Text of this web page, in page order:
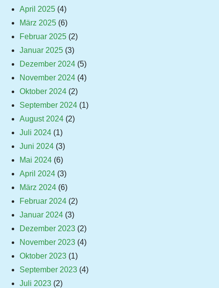
April 2025 (4)
März 2025 (6)
Februar 2025 (2)
Januar 2025 (3)
Dezember 2024 (5)
November 2024 (4)
Oktober 2024 (2)
September 2024 (1)
August 2024 (2)
Juli 2024 (1)
Juni 2024 (3)
Mai 2024 (6)
April 2024 (3)
März 2024 (6)
Februar 2024 (2)
Januar 2024 (3)
Dezember 2023 (2)
November 2023 (4)
Oktober 2023 (1)
September 2023 (4)
Juli 2023 (2)